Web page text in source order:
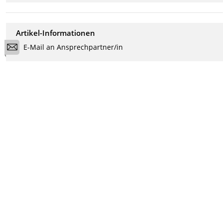
Artikel-Informationen
E-Mail an Ansprechpartner/in